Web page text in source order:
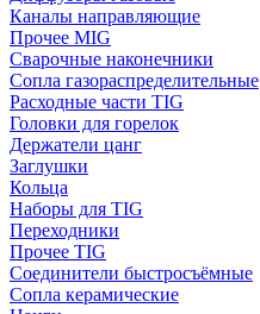
Каналы направляющие
Прочее MIG
Сварочные наконечники
Сопла газораспределительные
Расходные части TIG
Головки для горелок
Держатели цанг
Заглушки
Кольца
Наборы для TIG
Переходники
Прочее TIG
Соединители быстросъёмные
Сопла керамические